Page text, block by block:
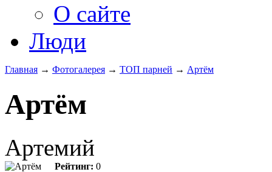
О сайте
Люди
Главная → Фотогалерея → ТОП парней → Артём
Артём
Артемий
Рейтинг: 0